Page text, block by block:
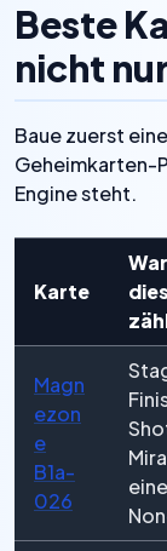
Beste
nicht
Baue zuerst
Geheimkarten-
Engine steht.
Karte
Magn
ezon
e
B1a-
026